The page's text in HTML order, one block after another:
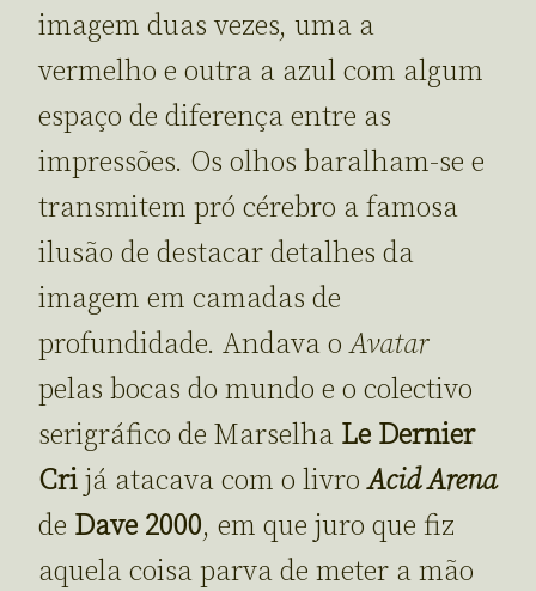
imagem duas vezes, uma a
vermelho e outra a azul com algum
espaço de diferença entre as
impressões. Os olhos baralham-se e
transmitem pró cérebro a famosa
ilusão de destacar detalhes da
imagem em camadas de
profundidade. Andava oAvatar
pelas bocas do mundo e o colectivo
serigráfico de Marselha Le Dernier
Cri já atacava com o livroAcid Arena
de Dave 2000, em que juro que fiz
aquela coisa parva de meter a mão